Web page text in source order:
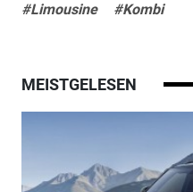
#Limousine #Kombi
MEISTGELESEN